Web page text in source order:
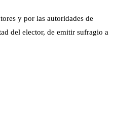
y por las autoridades de
del elector, de emitir sufragio a